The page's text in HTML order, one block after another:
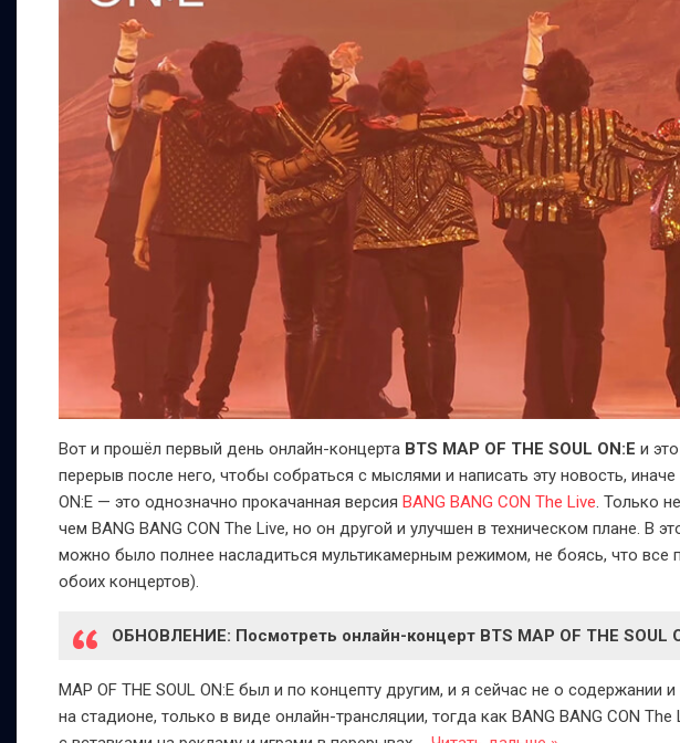
Вот и прошёл первый день онлайн-концерта BTS MAP OF THE SOUL ON:E и
перерыв после него, чтобы собраться с мыслями и написать эту новость,
ON:E — это однозначно прокачанная версия BANG BANG CON The Live. Только
чем BANG BANG CON The Live, но он другой и улучшен в техническом плане. В
можно было полнее насладиться мультикамерным режимом, не боясь, что все
обоих концертов).
ОБНОВЛЕНИЕ: Посмотреть онлайн-концерт BTS MAP OF THE
MAP OF THE SOUL ON:E был и по концепту другим, и я сейчас не о содержании
на стадионе, только в виде онлайн-трансляции, тогда как BANG BANG CON